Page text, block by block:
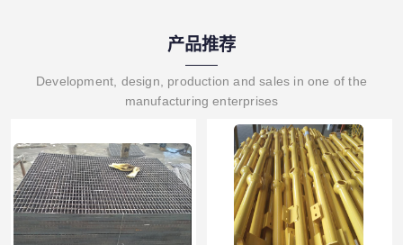
产品推荐
Development, design, production and sales in one of the
manufacturing enterprises